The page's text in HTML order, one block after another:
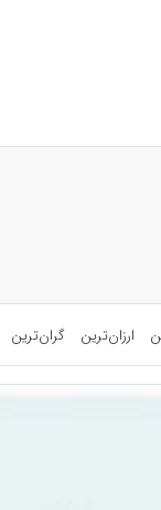
ارزان‌ترین گران‌ترین